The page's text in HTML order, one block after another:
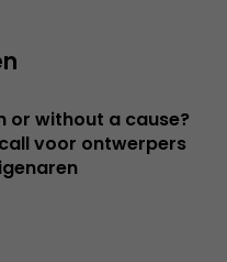
or without a cause?
voor ontwerpers